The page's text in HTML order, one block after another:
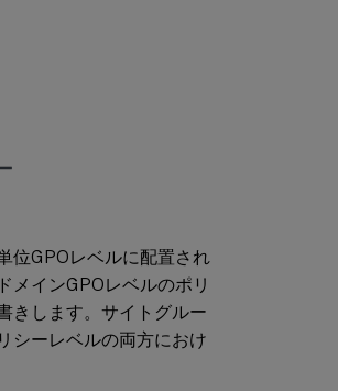
位GPOレベルに配置され
メインGPOレベルのポリ
きします。サイトグルー
シーレベルの両方におけ